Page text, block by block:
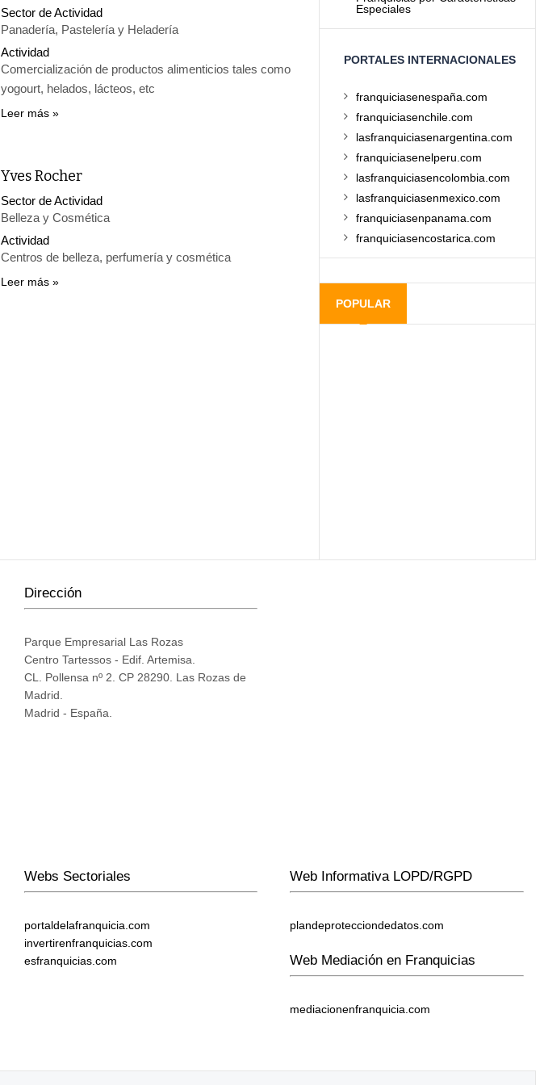
Sector de Actividad
Panadería, Pastelería y Heladería
Actividad
Comercialización de productos alimenticios tales como
yogourt, helados, lácteos, etc
Leer más
Yves Rocher
Sector de Actividad
Belleza y Cosmética
Actividad
Centros de belleza, perfumería y cosmética
Leer más
Especiales
PORTALES INTERNACIONALES
franquiciasenespaña.com
franquiciasenchile.com
lasfranquiciasenargentina.com
franquiciasenelperu.com
lasfranquiciasencolombia.com
lasfranquiciasenmexico.com
franquiciasenpanama.com
franquiciasencostarica.com
POPULAR
Dirección
Parque Empresarial Las Rozas
Centro Tartessos - Edif. Artemisa.
CL. Pollensa nº 2. CP 28290. Las Rozas de
Madrid.
Madrid - España.
Webs Sectoriales
portaldelafranquicia.com
invertirenfranquicias.com
esfranquicias.com
Web Informativa LOPD/RGPD
plandeprotecciondedatos.com
Web Mediación en Franquicias
mediacionenfranquicia.com